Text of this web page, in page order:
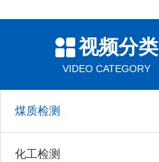
视频分类
VIDEO CATEGORY
煤质检测
化工检测